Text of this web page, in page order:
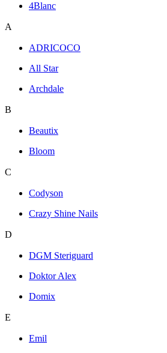
4Blanc
A
ADRICOCO
All Star
Archdale
B
Beautix
Bloom
C
Codyson
Crazy Shine Nails
D
DGM Steriguard
Doktor Alex
Domix
E
Emil